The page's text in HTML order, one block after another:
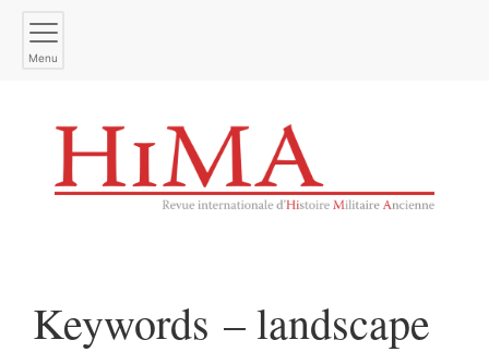
Menu
Keywords – landscape